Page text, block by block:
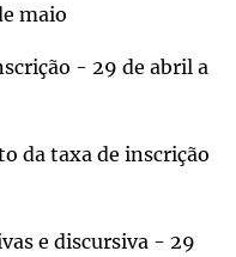
maio
- 29 de abril a
da taxa de inscrição
e discursiva - 29